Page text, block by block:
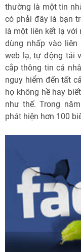
thường là một tin
có phải đây là bạn
là một liên kết lạ với
dùng nhấp vào liên
web lạ, tự động tải
cắp thông tin cá
nguy hiểm đến tất
họ không hề hay
như thế. Trong
phát hiện hơn 100